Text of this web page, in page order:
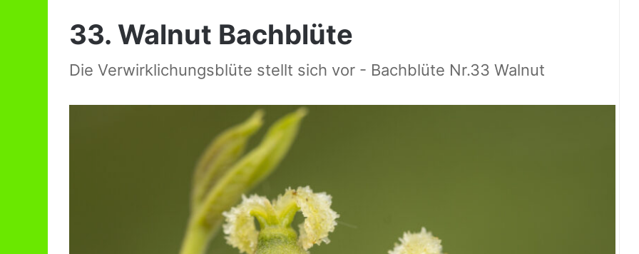
33. Walnut Bachblüte
Die Verwirklichungsblüte stellt sich vor - Bachblüte Nr.33 Walnut